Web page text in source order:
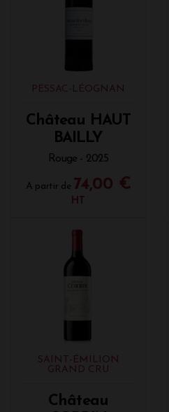
PESSAC-LÉOGNAN
Château HAUT
BAILLY
Rouge - 2025
A partir de 74,00 €
HT
SAINT-ÉMILION
GRAND CRU
Château